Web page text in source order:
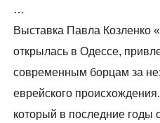
…
Выставка Павла Козленко
открылась в Одессе,
современным борцам за
еврейского
который в последние годы